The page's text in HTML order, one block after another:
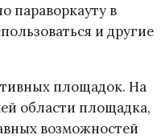
параворкауту в
и другие
площадок. На
области площадка,
возможностей